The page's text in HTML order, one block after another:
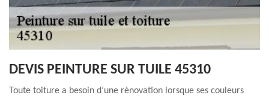
DEVIS PEINTURE SUR TUILE 45310
Toute toiture a besoin d’une rénovation lorsque ses couleurs